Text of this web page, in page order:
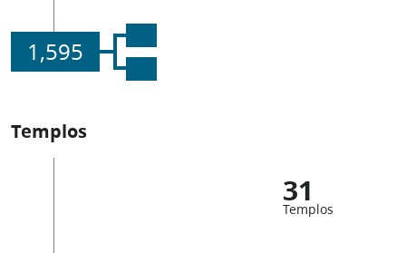
1,595
Templos
31
Templos